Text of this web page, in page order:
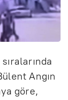
Angın
göre,